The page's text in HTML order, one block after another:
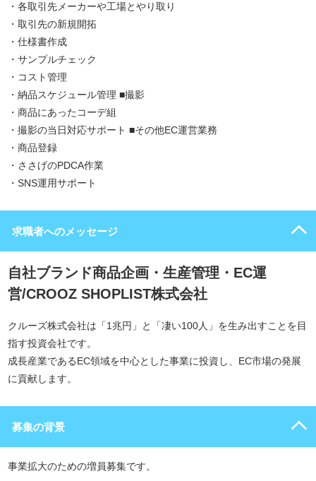
・各取引先メーカーや工場とやり取り
・取引先の新規開拓
・仕様書作成
・サンプルチェック
・コスト管理
・納品スケジュール管理 ■撮影
・商品にあったコーデ組
・撮影の当日対応サポート ■その他EC運営業務
・商品登録
・ささげのPDCA作業
・SNS運用サポート
求職者へのメッセージ
自社ブランド商品企画・生産管理・EC運
営/CROOZ SHOPLIST株式会社
クルーズ株式会社は「1兆円」と「凄い100人」を生み出すことを目
指す投資会社です。
成長産業であるEC領域を中心とした事業に投資し、EC市場の発展
に貢献します。
募集の背景
事業拡大のための増員募集です。